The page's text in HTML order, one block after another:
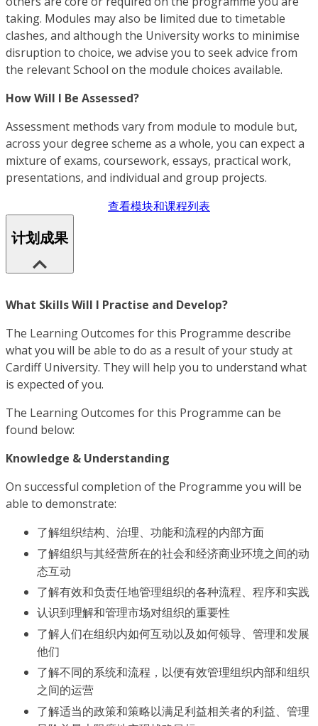
taking. Modules may also be limited due to timetable
clashes, and although the University works to minimise
disruption to choice, we advise you to seek advice from
the relevant School on the module choices available.
How Will I Be Assessed?
Assessment methods vary from module to module but,
across your degree scheme as a whole, you can expect a
mixture of exams, coursework, essays, practical work,
presentations, and individual and group projects.
查看模块和课程列表
计划成果
What Skills Will I Practise and Develop?
The Learning Outcomes for this Programme describe
what you will be able to do as a result of your study at
Cardiff University. They will help you to understand what
is expected of you.
The Learning Outcomes for this Programme can be
found below:
Knowledge & Understanding
On successful completion of the Programme you will be
able to demonstrate:
了解组织结构、治理、功能和流程的内部方面
了解组织与其经营所在的社会和经济商业环境之间的动
态互动
了解有效和负责任地管理组织的各种流程、程序和实践
认识到理解和管理市场对组织的重要性
了解人们在组织内如何互动以及如何领导、管理和发展
他们
了解不同的系统和流程，以便有效管理组织内部和组织
之间的运营
了解适当的政策和策略以满足利益相关者的利益、管理